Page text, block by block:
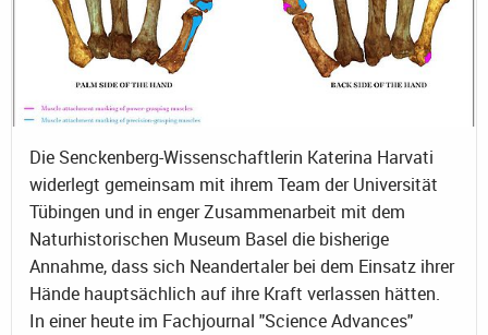
Die Senckenberg-Wissenschaftlerin Katerina Harvati
widerlegt gemeinsam mit ihrem Team der Universität
Tübingen und in enger Zusammenarbeit mit dem
Naturhistorischen Museum Basel die bisherige
Annahme, dass sich Neandertaler bei dem Einsatz ihrer
Hände hauptsächlich auf ihre Kraft verlassen hätten.
In einer heute im Fachjournal "Science Advances"